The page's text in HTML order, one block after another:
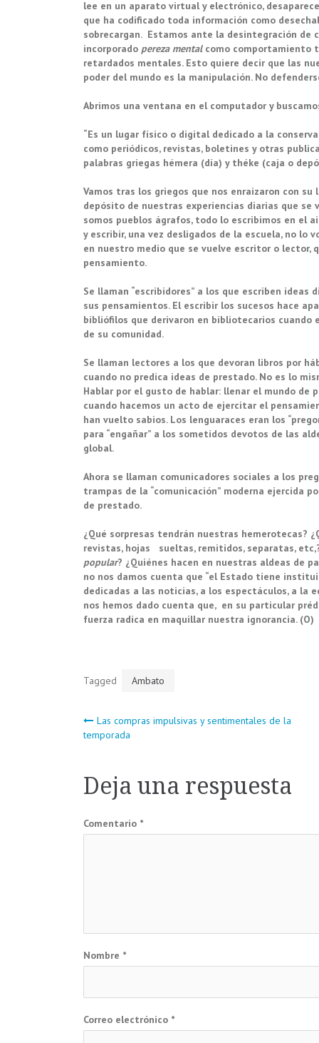
lee en un aparato virtual y electrónico,
que ha codificado toda información como
sobrecargan. Estamos ante la desintegración de
incorporado pereza mentalcomo comportamiento
retardados mentales. Esto quiere decir que las
poder del mundo es la manipulación. No
Abrimos una ventana en el computador y
“Es un lugar físico o digital dedicado a la
como periódicos, revistas, boletines y otras
palabras griegas hémera (día) y théke (caja o
Vamos tras los griegos que nos enraizaron con
depósito de nuestras experiencias diarias que se
somos pueblos ágrafos, todo lo escribimos en el
y escribir, una vez desligados de la escuela, no lo
en nuestro medio que se vuelve escritor o
pensamiento.
Se llaman “escribidores” a los que escriben
sus pensamientos. El escribir los sucesos hace
bibliófilos que derivaron en bibliotecarios
de su comunidad.
Se llaman lectores a los que devoran libros por
cuando no predica ideas de prestado. No es lo
Hablar por el gusto de hablar: llenar el mundo de
cuando hacemos un acto de ejercitar el
han vuelto sabios. Los lenguaraces eran los
para “engañar” a los sometidos devotos de las
global.
Ahora se llaman comunicadores sociales a los
trampas de la “comunicación” moderna ejercida
de prestado.
¿Qué sorpresas tendrán nuestras hemerotecas?
revistas, hojas sueltas, remitidos, separatas,
popular? ¿Quiénes hacen en nuestras aldeas de
no nos damos cuenta que “el Estado tiene
dedicadas a las noticias, a los espectáculos, a la
nos hemos dado cuenta que, en su particular
fuerza radica en maquillar nuestra ignorancia. (O)
Tagged Ambato
Navegación
entradas
Las compras impulsivas y sentimentales de la
temporada
Deja una respuesta
Comentario *
Nombre *
Correo electrónico *